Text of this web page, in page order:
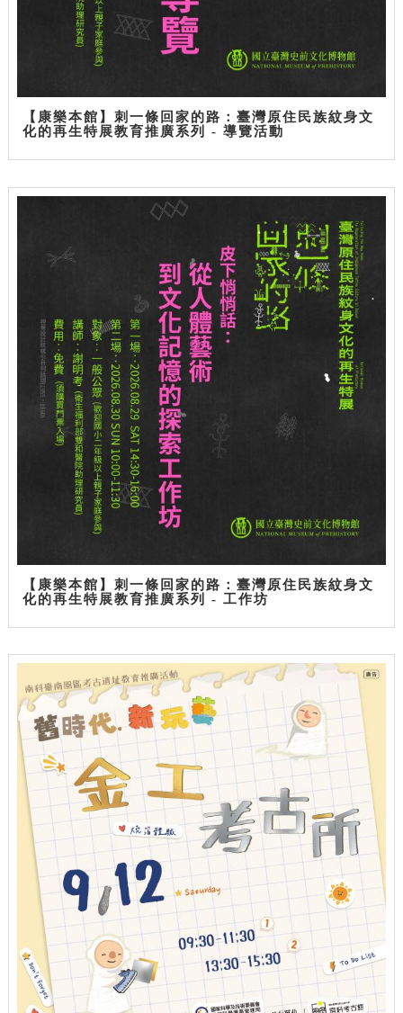
【康樂本館】刺一條回家的路：臺灣原住民族紋身文
化的再生特展教育推廣系列 - 導覽活動
【康樂本館】刺一條回家的路：臺灣原住民族紋身文
化的再生特展教育推廣系列 - 工作坊